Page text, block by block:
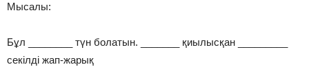
Мысалы:
Бұл ________ түн болатын. _______ қиылысқан _________
секілді жап-жарық